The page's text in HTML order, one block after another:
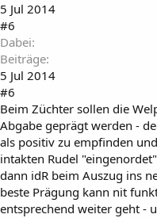
5 Jul 2014
#6
Dabei
Beiträge
5 Jul 2014
#6
Beim Züchter sollen die
Abgabe geprägt werden -
als positiv zu empfinden
intakten Rudel
dann idR beim Auszug ins
beste Prägung kann nit
entsprechend weiter geht -